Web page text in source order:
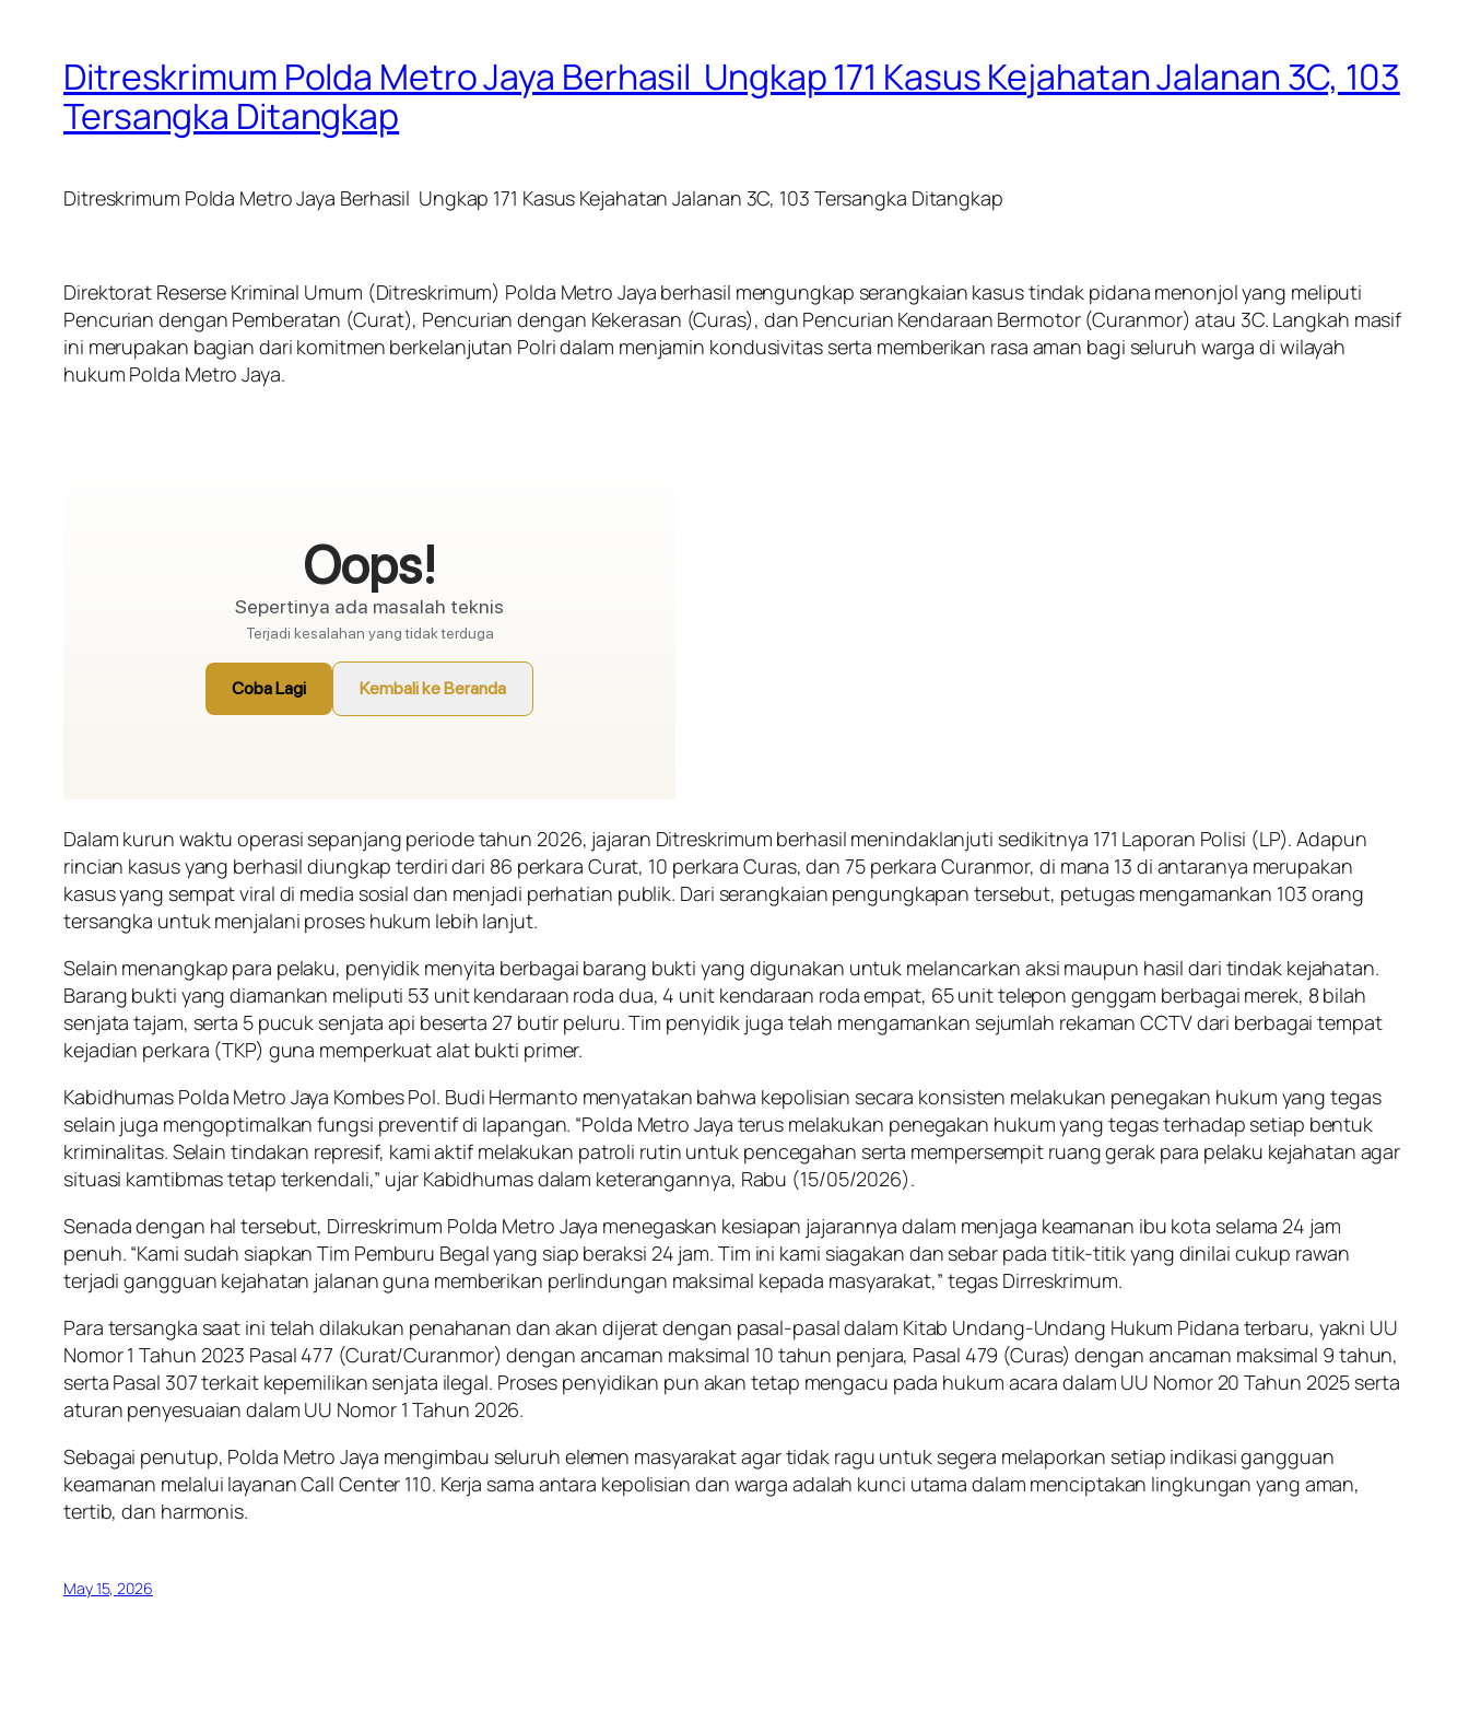
Ditreskrimum Polda Metro Jaya Berhasil Ungkap 171 Kasus Kejahatan Jalanan 3C, 103
Tersangka Ditangkap
Ditreskrimum Polda Metro Jaya Berhasil Ungkap 171 Kasus Kejahatan Jalanan 3C, 103 Tersangka Ditangkap
Direktorat Reserse Kriminal Umum (Ditreskrimum) Polda Metro Jaya berhasil mengungkap serangkaian kasus tindak pidana menonjol yang meliputi
Pencurian dengan Pemberatan (Curat), Pencurian dengan Kekerasan (Curas), dan Pencurian Kendaraan Bermotor (Curanmor) atau 3C. Langkah masif
ini merupakan bagian dari komitmen berkelanjutan Polri dalam menjamin kondusivitas serta memberikan rasa aman bagi seluruh warga di wilayah
hukum Polda Metro Jaya.
Dalam kurun waktu operasi sepanjang periode tahun 2026, jajaran Ditreskrimum berhasil menindaklanjuti sedikitnya 171 Laporan Polisi (LP). Adapun
rincian kasus yang berhasil diungkap terdiri dari 86 perkara Curat, 10 perkara Curas, dan 75 perkara Curanmor, di mana 13 di antaranya merupakan
kasus yang sempat viral di media sosial dan menjadi perhatian publik. Dari serangkaian pengungkapan tersebut, petugas mengamankan 103 orang
tersangka untuk menjalani proses hukum lebih lanjut.
Selain menangkap para pelaku, penyidik menyita berbagai barang bukti yang digunakan untuk melancarkan aksi maupun hasil dari tindak kejahatan.
Barang bukti yang diamankan meliputi 53 unit kendaraan roda dua, 4 unit kendaraan roda empat, 65 unit telepon genggam berbagai merek, 8 bilah
senjata tajam, serta 5 pucuk senjata api beserta 27 butir peluru. Tim penyidik juga telah mengamankan sejumlah rekaman CCTV dari berbagai tempat
kejadian perkara (TKP) guna memperkuat alat bukti primer.
Kabidhumas Polda Metro Jaya Kombes Pol. Budi Hermanto menyatakan bahwa kepolisian secara konsisten melakukan penegakan hukum yang tegas
selain juga mengoptimalkan fungsi preventif di lapangan. “Polda Metro Jaya terus melakukan penegakan hukum yang tegas terhadap setiap bentuk
kriminalitas. Selain tindakan represif, kami aktif melakukan patroli rutin untuk pencegahan serta mempersempit ruang gerak para pelaku kejahatan agar
situasi kamtibmas tetap terkendali,” ujar Kabidhumas dalam keterangannya, Rabu (15/05/2026).
Senada dengan hal tersebut, Dirreskrimum Polda Metro Jaya menegaskan kesiapan jajarannya dalam menjaga keamanan ibu kota selama 24 jam
penuh. “Kami sudah siapkan Tim Pemburu Begal yang siap beraksi 24 jam. Tim ini kami siagakan dan sebar pada titik-titik yang dinilai cukup rawan
terjadi gangguan kejahatan jalanan guna memberikan perlindungan maksimal kepada masyarakat,” tegas Dirreskrimum.
Para tersangka saat ini telah dilakukan penahanan dan akan dijerat dengan pasal-pasal dalam Kitab Undang-Undang Hukum Pidana terbaru, yakni UU
Nomor 1 Tahun 2023 Pasal 477 (Curat/Curanmor) dengan ancaman maksimal 10 tahun penjara, Pasal 479 (Curas) dengan ancaman maksimal 9 tahun,
serta Pasal 307 terkait kepemilikan senjata ilegal. Proses penyidikan pun akan tetap mengacu pada hukum acara dalam UU Nomor 20 Tahun 2025 serta
aturan penyesuaian dalam UU Nomor 1 Tahun 2026.
Sebagai penutup, Polda Metro Jaya mengimbau seluruh elemen masyarakat agar tidak ragu untuk segera melaporkan setiap indikasi gangguan
keamanan melalui layanan Call Center 110. Kerja sama antara kepolisian dan warga adalah kunci utama dalam menciptakan lingkungan yang aman,
tertib, dan harmonis.
May 15, 2026